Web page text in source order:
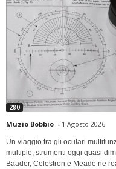
280
Muzio Bobbio - 1 Agosto 2026
Un viaggio tra gli oculari
multiple, strumenti oggi quasi
Baader, Celestron e Meade ne